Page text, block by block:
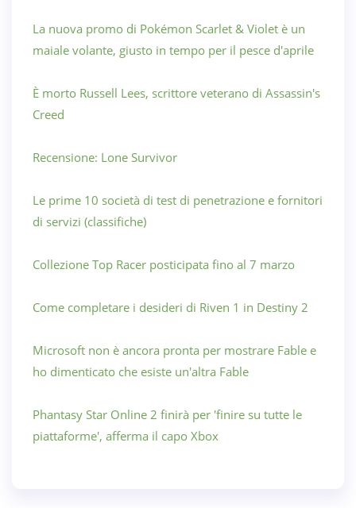
La nuova promo di Pokémon Scarlet & Violet è un
maiale volante, giusto in tempo per il pesce d'aprile
È morto Russell Lees, scrittore veterano di Assassin's
Creed
Recensione: Lone Survivor
Le prime 10 società di test di penetrazione e fornitori
di servizi (classifiche)
Collezione Top Racer posticipata fino al 7 marzo
Come completare i desideri di Riven 1 in Destiny 2
Microsoft non è ancora pronta per mostrare Fable e
ho dimenticato che esiste un'altra Fable
Phantasy Star Online 2 finirà per 'finire su tutte le
piattaforme', afferma il capo Xbox